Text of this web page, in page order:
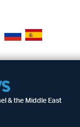
& the Middle East